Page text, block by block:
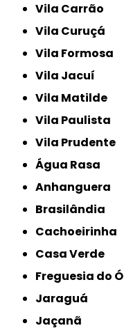
Vila Carrão
Vila Curuçá
Vila Formosa
Vila Jacuí
Vila Matilde
Vila Paulista
Vila Prudente
Água Rasa
Anhanguera
Brasilândia
Cachoeirinha
Casa Verde
Freguesia do Ó
Jaraguá
Jaçanã